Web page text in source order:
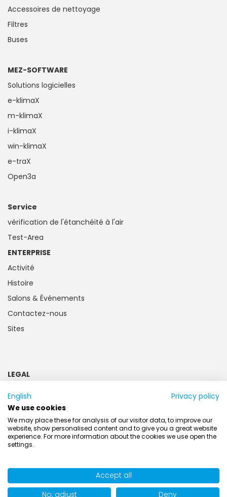
Accessoires de nettoyage
Filtres
Buses
MEZ-SOFTWARE
Solutions logicielles
e-klimaX
m-klimaX
i-klimaX
win-klimaX
e-traX
Open3a
Service
vérification de l'étanchéité à l'air
Test-Area
ENTERPRISE
Activité
Histoire
Salons & Événements
Contactez-nous
Sites
LEGAL
Politique de confidentialité
Informations destinées à la clientèle
Piles et accumulateurs
Conditions generales
English
Privacy policy
We use cookies
We may place these for analysis of our visitor data, to improve our
website, show personalised content and to give you a great website
experience. For more information about the cookies we use open the
settings.
Accept all
No, adjust
Deny